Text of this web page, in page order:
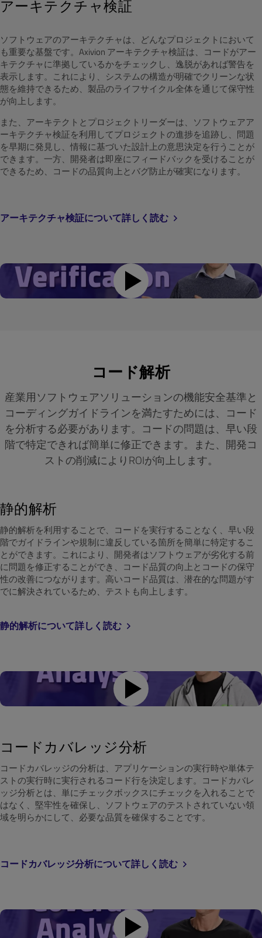
アーキテクチャ検証
ソフトウェアのアーキテクチャは、どんなプロジェクトにおいて
も重要な基盤です。Axivion アーキテクチャ検証は、コードがアー
キテクチャに準拠しているかをチェックし、逸脱があれば警告を
表示します。これにより、システムの構造が明確でクリーンな状
態を維持できるため、製品のライフサイクル全体を通じて保守性
が向上します。
また、アーキテクトとプロジェクトリーダーは、ソフトウェアア
ーキテクチャ検証を利用してプロジェクトの進捗を追跡し、問題
を早期に発見し、情報に基づいた設計上の意思決定を行うことが
できます。一方、開発者は即座にフィードバックを受けることが
できるため、コードの品質向上とバグ防止が確実になります。
アーキテクチャ検証について詳しく読む
コード解析
産業用ソフトウェアソリューションの機能安全基準と
コーディングガイドラインを満たすためには、コード
を分析する必要があります。コードの問題は、早い段
階で特定できれば簡単に修正できます。また、開発コ
ストの削減によりROIが向上します。
静的解析
静的解析を利用することで、コードを実行することなく、早い段
階でガイドラインや規制に違反している箇所を簡単に特定するこ
とができます。これにより、開発者はソフトウェアが劣化する前
に問題を修正することができ、コード品質の向上とコードの保守
性の改善につながります。高いコード品質は、潜在的な問題がす
でに解決されているため、テストも向上します。
静的解析について詳しく読む
コードカバレッジ分析
コードカバレッジの分析は、アプリケーションの実行時や単体テ
ストの実行時に実行されるコード行を決定します。コードカバレ
ッジ分析とは、単にチェックボックスにチェックを入れることで
はなく、堅牢性を確保し、ソフトウェアのテストされていない領
域を明らかにして、必要な品質を確保することです。
コードカバレッジ分析について詳しく読む